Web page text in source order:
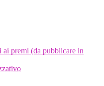
ai premi (da pubblicare in